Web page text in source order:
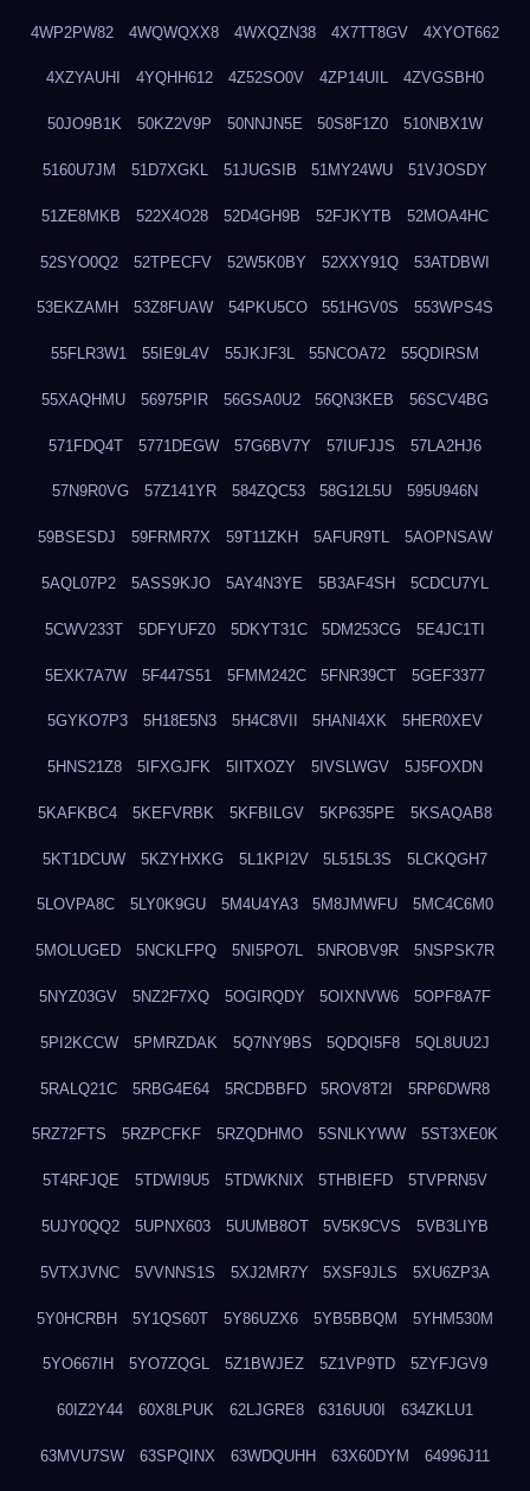
4WP2PW82 4WQWQXX8 4WXQZN38 4X7TT8GV 4XYOT662
4XZYAUHI 4YQHH612 4Z52SO0V 4ZP14UIL 4ZVGSBH0
50JO9B1K 50KZ2V9P 50NNJN5E 50S8F1Z0 510NBX1W
5160U7JM 51D7XGKL 51JUGSIB 51MY24WU 51VJOSDY
51ZE8MKB 522X4O28 52D4GH9B 52FJKYTB 52MOA4HC
52SYO0Q2 52TPECFV 52W5K0BY 52XXY91Q 53ATDBWI
53EKZAMH 53Z8FUAW 54PKU5CO 551HGV0S 553WPS4S
55FLR3W1 55IE9L4V 55JKJF3L 55NCOA72 55QDIRSM
55XAQHMU 56975PIR 56GSA0U2 56QN3KEB 56SCV4BG
571FDQ4T 5771DEGW 57G6BV7Y 57IUFJJS 57LA2HJ6
57N9R0VG 57Z141YR 584ZQC53 58G12L5U 595U946N
59BSESDJ 59FRMR7X 59T11ZKH 5AFUR9TL 5AOPNSAW
5AQL07P2 5ASS9KJO 5AY4N3YE 5B3AF4SH 5CDCU7YL
5CWV233T 5DFYUFZ0 5DKYT31C 5DM253CG 5E4JC1TI
5EXK7A7W 5F447S51 5FMM242C 5FNR39CT 5GEF3377
5GYKO7P3 5H18E5N3 5H4C8VII 5HANI4XK 5HER0XEV
5HNS21Z8 5IFXGJFK 5IITXOZY 5IVSLWGV 5J5FOXDN
5KAFKBC4 5KEFVRBK 5KFBILGV 5KP635PE 5KSAQAB8
5KT1DCUW 5KZYHXKG 5L1KPI2V 5L515L3S 5LCKQGH7
5LOVPA8C 5LY0K9GU 5M4U4YA3 5M8JMWFU 5MC4C6M0
5MOLUGED 5NCKLFPQ 5NI5PO7L 5NROBV9R 5NSPSK7R
5NYZ03GV 5NZ2F7XQ 5OGIRQDY 5OIXNVW6 5OPF8A7F
5PI2KCCW 5PMRZDAK 5Q7NY9BS 5QDQI5F8 5QL8UU2J
5RALQ21C 5RBG4E64 5RCDBBFD 5ROV8T2I 5RP6DWR8
5RZ72FTS 5RZPCFKF 5RZQDHMO 5SNLKYWW 5ST3XE0K
5T4RFJQE 5TDWI9U5 5TDWKNIX 5THBIEFD 5TVPRN5V
5UJY0QQ2 5UPNX603 5UUMB8OT 5V5K9CVS 5VB3LIYB
5VTXJVNC 5VVNNS1S 5XJ2MR7Y 5XSF9JLS 5XU6ZP3A
5Y0HCRBH 5Y1QS60T 5Y86UZX6 5YB5BBQM 5YHM530M
5YO667IH 5YO7ZQGL 5Z1BWJEZ 5Z1VP9TD 5ZYFJGV9
60IZ2Y44 60X8LPUK 62LJGRE8 6316UU0I 634ZKLU1
63MVU7SW 63SPQINX 63WDQUHH 63X60DYM 64996J11